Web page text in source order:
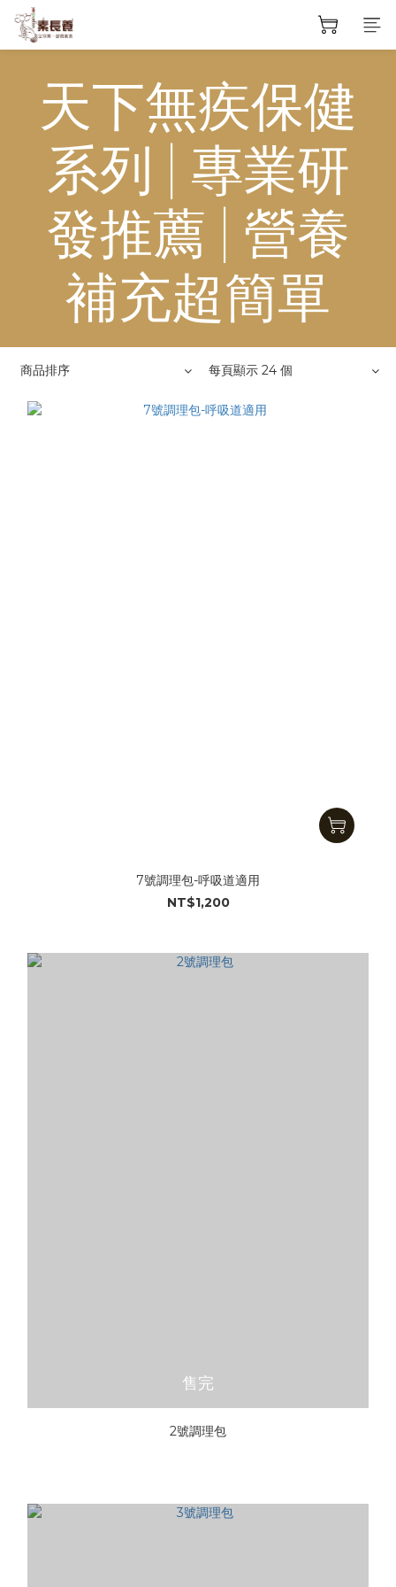
天下無疾保健
系列 | 專業研
發推薦 | 營養
補充超簡單
商品排序 每頁顯示 24 個
7號調理包-呼吸道適用
NT$1,200
售完
2號調理包